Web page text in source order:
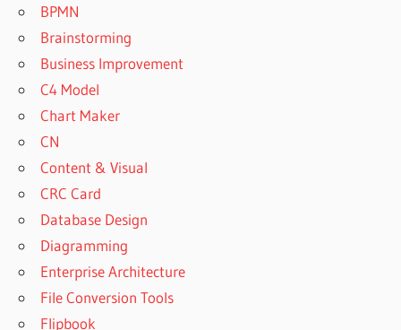
BPMN
Brainstorming
Business Improvement
C4 Model
Chart Maker
CN
Content & Visual
CRC Card
Database Design
Diagramming
Enterprise Architecture
File Conversion Tools
Flipbook